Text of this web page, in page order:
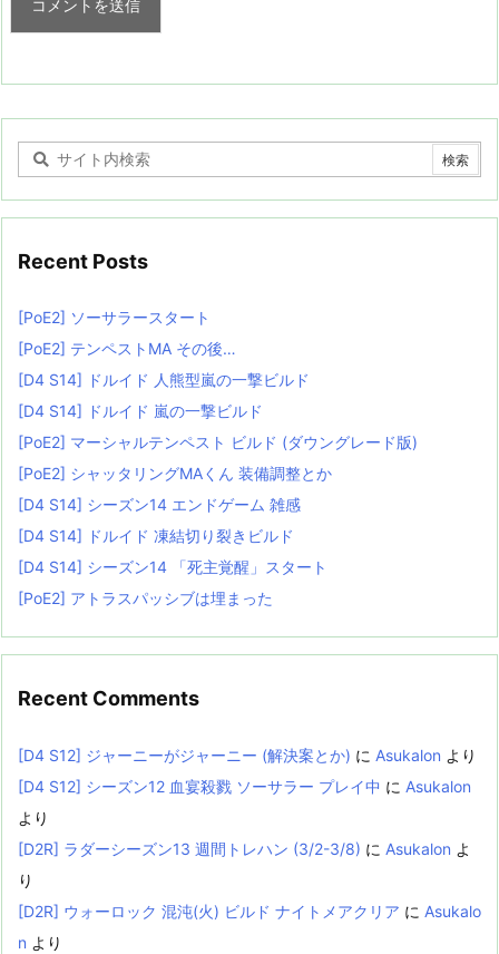
Recent Posts
[PoE2] ソーサラースタート
[PoE2] テンペストMA その後…
[D4 S14] ドルイド 人熊型嵐の一撃ビルド
[D4 S14] ドルイド 嵐の一撃ビルド
[PoE2] マーシャルテンペスト ビルド (ダウングレード版)
[PoE2] シャッタリングMAくん 装備調整とか
[D4 S14] シーズン14 エンドゲーム 雑感
[D4 S14] ドルイド 凍結切り裂きビルド
[D4 S14] シーズン14 「死主覚醒」スタート
[PoE2] アトラスパッシブは埋まった
Recent Comments
[D4 S12] ジャーニーがジャーニー (解決案とか) に Asukalon より
[D4 S12] シーズン12 血宴殺戮 ソーサラー プレイ中 に Asukalon
より
[D2R] ラダーシーズン13 週間トレハン (3/2-3/8) に Asukalon よ
り
[D2R] ウォーロック 混沌(火) ビルド ナイトメアクリア に Asukalo
n より